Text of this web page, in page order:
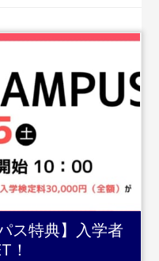
ス特典】入学者
！